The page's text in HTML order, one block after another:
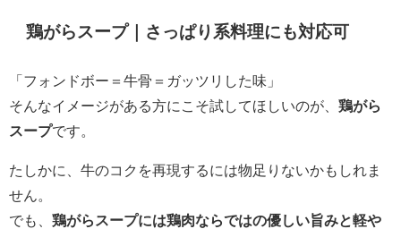
鶏がらスープ｜さっぱり系料理にも対応可
「フォンドボー＝牛骨＝ガッツリした味」
そんなイメージがある方にこそ試してほしいのが、 鶏がら
スープです。
たしかに、牛のコクを再現するには物足りないかもしれま
せん。
でも、 鶏がらスープには鶏肉ならではの優しい旨みと軽や